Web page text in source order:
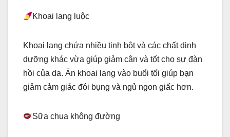
Khoai lang luộc
Khoai lang chứa nhiều tinh bột và các chất dinh
dưỡng khác vừa giúp giảm cân và tốt cho sự đàn
hồi của da. Ăn khoai lang vào buổi tối giúp bạn
giảm cảm giác đói bụng và ngủ ngon giấc hơn.
Sữa chua không đường